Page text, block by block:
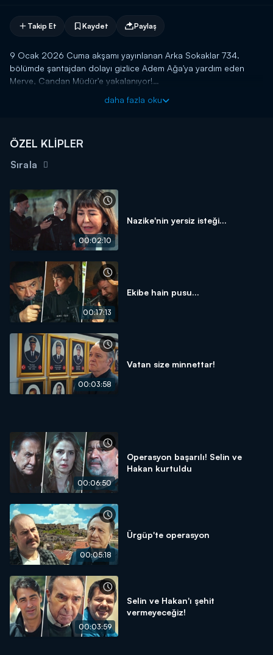
Takip Et Kaydet Paylaş
9 Ocak 2026 Cuma akşamı yayınlanan Arka Sokaklar 734.
bölümde şantajdan dolayı gizlice Adem Ağa'ya yardım eden
Merve, Candan Müdür'e yakalanıyor!
Arka Sokaklar yeni bölümüyle cuma akşamı 20.00'da Kanal
daha fazla oku
ÖZEL KLİPLER
Sırala
00:02:10
Nazike'nin yersiz isteği...
00:17:13
Ekibe hain pusu...
00:03:58
Vatan size minnettar!
00:06:50
Operasyon başarılı! Selin ve
Hakan kurtuldu
00:05:18
Ürgüp'te operasyon
00:03:59
Selin ve Hakan'ı şehit
vermeyeceğiz!